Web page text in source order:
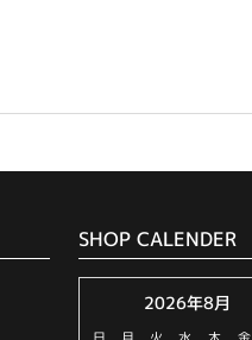
SHOP CALENDER
2026年8月